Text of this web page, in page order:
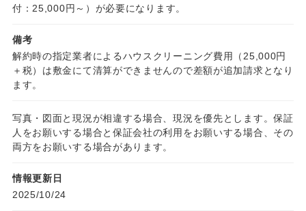
付：25,000円～）が必要になります。
備考
解約時の指定業者によるハウスクリーニング費用（25,000円
＋税）は敷金にて清算ができませんので差額が追加請求となり
ます。
写真・図面と現況が相違する場合、現況を優先とします。保証
人をお願いする場合と保証会社の利用をお願いする場合、その
両方をお願いする場合があります。
情報更新日
2025/10/24